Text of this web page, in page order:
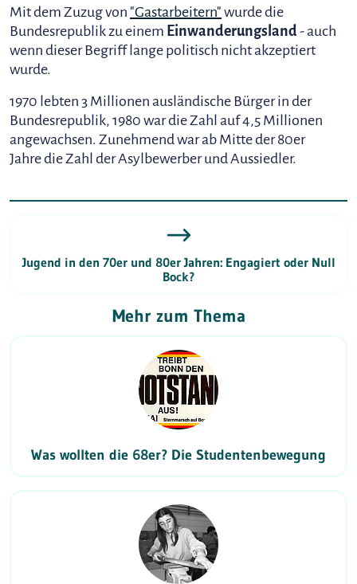
Mit dem Zuzug von "Gastarbeitern" wurde die
Bundesrepublik zu einem Einwanderungsland- auch
wenn dieser Begriff lange politisch nicht akzeptiert
wurde.
1970 lebten 3 Millionen ausländische Bürger in der
Bundesrepublik, 1980 war die Zahl auf 4,5 Millionen
angewachsen. Zunehmend war ab Mitte der 80er
Jahre die Zahl der Asylbewerber und Aussiedler.
Jugend in den 70er und 80er Jahren: Engagiert oder Null
Bock?
Mehr zum Thema
Was wollten die 68er? Die Studentenbewegung